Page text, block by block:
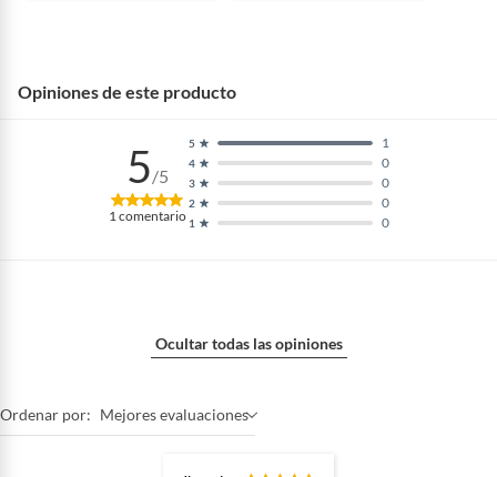
Opiniones de este producto
5/5
1comentario 1 0
2 0
3 0
4 0
5 1
Ocultar todas las opiniones
Ordenar por: Mejores evaluaciones